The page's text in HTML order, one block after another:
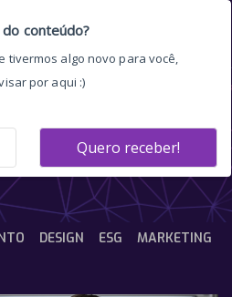
b2b
DESIGN ESG MARKETING